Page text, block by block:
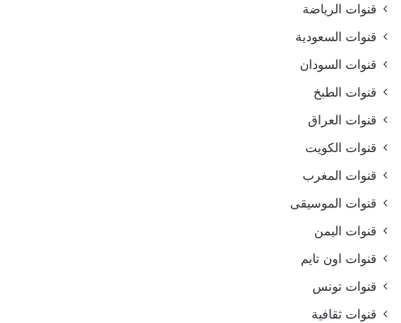
قنوات الرياضة
قنوات السعودية
قنوات السودان
قنوات الطبخ
قنوات العراق
قنوات الكويت
قنوات المغرب
قنوات الموسيقى
قنوات اليمن
قنوات اون تايم
قنوات تونس
قنوات ثقافية